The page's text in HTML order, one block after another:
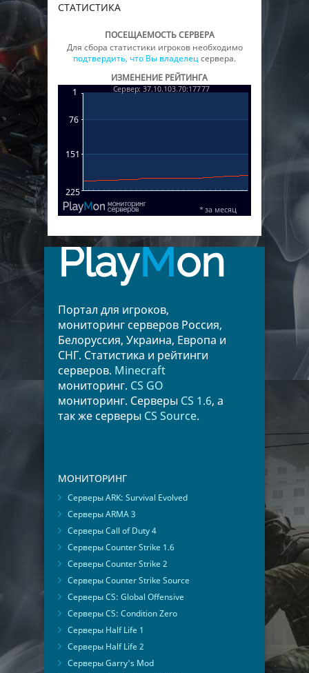
СТАТИСТИКА
ПОСЕЩАЕМОСТЬ СЕРВЕРА
Для сбора статистики игроков необходимо
подтвердить, что Вы владелецсервера.
ИЗМЕНЕНИЕ РЕЙТИНГА
PlayMon
Портал для игроков,
мониторинг серверов Россия,
Белоруссия, Украина, Европа и
СНГ. Статистика и рейтинги
серверов. Minecraft
мониторинг. CS GO
мониторинг. Серверы CS 1.6, а
так же серверы CS Source.
МОНИТОРИНГ
Серверы ARK: Survival Evolved
Серверы ARMA 3
Серверы Call of Duty 4
Серверы Counter Strike 1.6
Серверы Counter Strike 2
Серверы Counter Strike Source
Серверы CS: Global Offensive
Серверы CS: Condition Zero
Серверы Half Life 1
Серверы Half Life 2
Серверы Garry's Mod